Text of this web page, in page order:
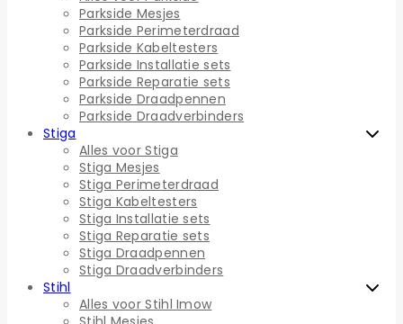
Parkside Mesjes
Parkside Perimeterdraad
Parkside Kabeltesters
Parkside Installatie sets
Parkside Reparatie sets
Parkside Draadpennen
Parkside Draadverbinders
Stiga
Alles voor Stiga
Stiga Mesjes
Stiga Perimeterdraad
Stiga Kabeltesters
Stiga Installatie sets
Stiga Reparatie sets
Stiga Draadpennen
Stiga Draadverbinders
Stihl
Alles voor Stihl Imow